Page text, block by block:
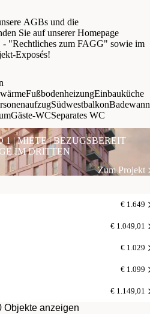
AGBs und die
Sie auf unserer Homepage
"Rechtliches zum FAGG" sowie im
Exposés!
FußbodenheizungEinbauküche
Südwestbalkon
Gäste-WCSeparates WC
1 | MIETE | BEZUGSBEREIT
IM DRITTEN
Zum Projekt
€ 1.649
€ 1.049,01
€ 1.029
€ 1.099
€ 1.149,01
Objekte anzeigen